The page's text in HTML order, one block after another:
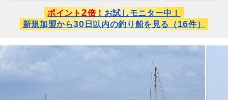
ポイント 2倍！ お試しモニター中！
新規加盟から30 日以内の釣り船を見る（16件）